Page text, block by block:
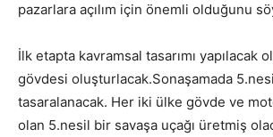
pazarlara açılım için önemli olduğunu
İlk etapta kavramsal tasarımı yapılacak
gövdesi oluşturlacak.Sonaşamada
tasaralanacak. Her iki ülke gövde ve
olan 5.nesil bir savaşa uçağı üretmiş